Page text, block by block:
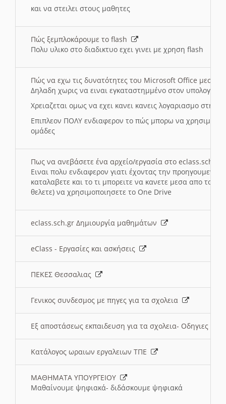
και να στειλει στους μαθητες
Πώς ξεμπλοκάρουμε το flash
Πολυ υλικο στο διαδικτυο εχει γινει με χρηση flash
Πώς να εχω τις δυνατότητες του Microsoft Office μεσω
Δηλαδη χωρις να ειναι εγκαταστημμένο στον
Χρειαζεται ομως να εχει κανει κανεις λογαριασμο στη
Επιπλεον ΠΟΛΥ ενδιαφερον το πώς μπορω να
ομάδες
Πως να ανεβάσετε ένα αρχείο/εργασία στο eclass.sch.gr
Ειναι πολυ ενδιαφερον γιατι έχοντας την
καταλαβετε και το τι μπορειτε να κανετε μεσα απο το
θελετε) να χρησιμοποιησετε το One Drive
eclass.sch.gr Δημιουργία μαθημάτων
eClass - Εργασίες και ασκήσεις
ΠΕΚΕΣ Θεσσαλιας
Γενικος συνδεσμος με πηγες για τα σχολεια
Εξ αποστάσεως εκπαιδευση για τα σχολεια- Οδηγιες
Κατάλογος ωραιων εργαλειων ΤΠΕ
ΜΑΘΗΜΑΤΑ ΥΠΟΥΡΓΕΙΟΥ
Μαθαίνουμε ψηφιακά- διδάσκουμε ψηφιακά